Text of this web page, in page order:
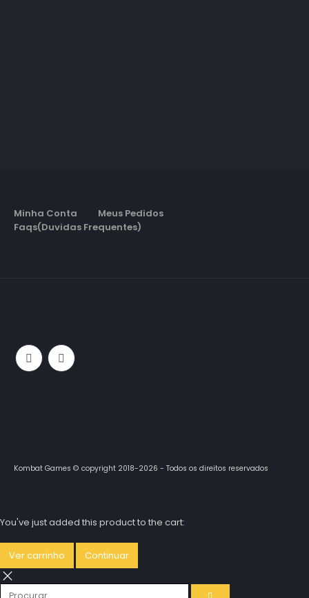
Minha Conta
Meus Pedidos
Faqs(Duvidas Frequentes)
Kombat Games © copyright 2018-2026 - Todos os direitos reservados
You've just added this product to the cart:
Ver carrinho Continuar